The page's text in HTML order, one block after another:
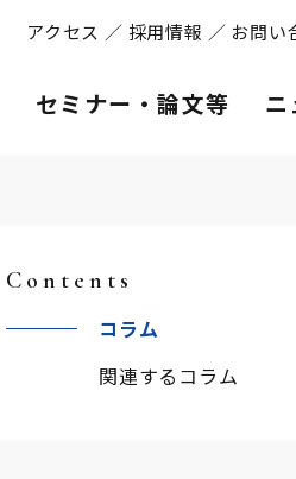
アクセス ／ 採用情報 ／ お問い
セミナー・論文等 ニ
Contents
コラム
関連するコラム